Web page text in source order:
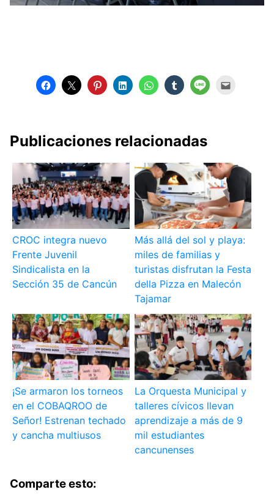
Publicaciones relacionadas
CROC integra nuevo
Frente Juvenil
Sindicalista en la
Sección 35 de Cancún
Más allá del sol y playa:
miles de familias y
turistas disfrutan la Festa
della Pizza en Malecón
Tajamar
¡Se armaron los torneos
en el COBAQROO de
Señor! Estrenan techado
y cancha multiusos
La Orquesta Municipal y
talleres cívicos llevan
aprendizaje a más de 9
mil estudiantes
cancunenses
Comparte esto: